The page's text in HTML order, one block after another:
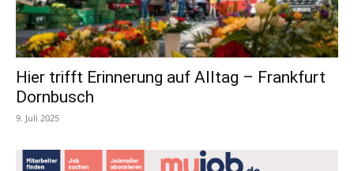
Hier trifft Erinnerung auf Alltag – Frankfurt
Dornbusch
9. Juli 2025